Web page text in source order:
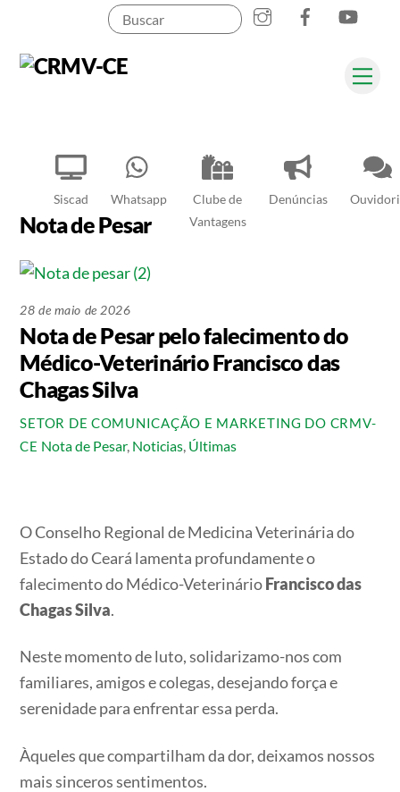
content
Siscad Whatsapp
Clube de
Vantagens
Denúncias
InstagramFacebook
Nota de Pesar
28 de maio de 2026
Nota de Pesar pelo falecimento do
Médico-Veterinário Francisco das
Chagas Silva
SETOR DE COMUNICAÇÃO E MARKETING DO CRMV-
CE Nota de Pesar, Noticias, Últimas
O Conselho Regional de Medicina Veterinária do
Estado do Ceará lamenta profundamente o
falecimento do Médico-VeterinárioFrancisco das
Chagas Silva.
Neste momento de luto, solidarizamo-nos com
familiares, amigos e colegas, desejando força e
serenidade para enfrentar essa perda.
Àqueles que compartilham da dor, deixamos nossos
mais sinceros sentimentos.